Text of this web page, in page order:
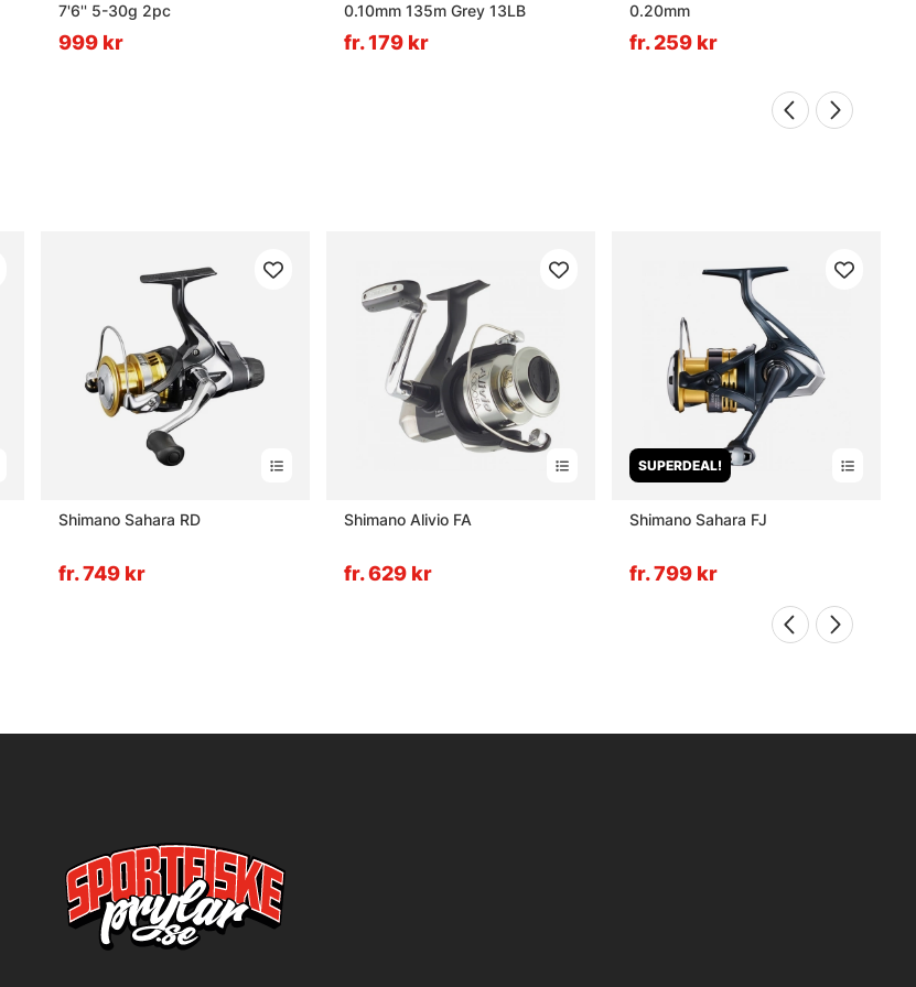
7'6'' 5-30g 2pc
999 kr
0.10mm 135m Grey 13LB
fr. 179 kr
0.20mm
fr. 259 kr
Shimano Sahara RD
fr. 749 kr
Shimano Alivio FA
fr. 629 kr
SUPERDEAL!
Shimano Sahara FJ
fr. 799 kr